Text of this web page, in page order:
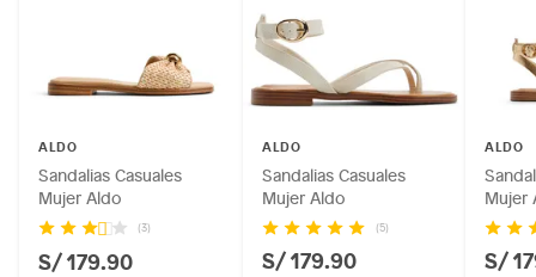
ALDO
Sandalias Casuales
Mujer Aldo
(3)
S/ 179.90
ALDO
Sandalias Casuales
Mujer Aldo
(5)
S/ 179.90
ALDO
Mujer
S/